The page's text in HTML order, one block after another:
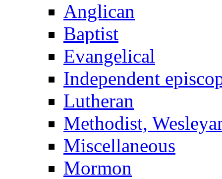
Anglican
Baptist
Evangelical
Independent
Lutheran
Methodist,
Miscellaneous
Mormon